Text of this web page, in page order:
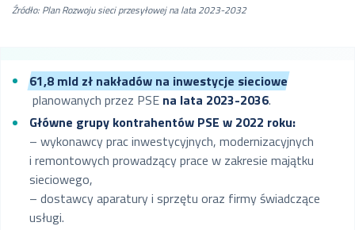
Źródło: Plan Rozwoju sieci przesyłowej na lata 2023-2032
61,8 mld zł nakładów na inwestycje sieciowe
planowanych przez PSE na lata 2023-2036.
Główne grupy kontrahentów PSE w 2022 roku:
– wykonawcy prac inwestycyjnych, modernizacyjnych
i remontowych prowadzący prace w zakresie majątku
sieciowego,
– dostawcy aparatury i sprzętu oraz firmy świadczące
usługi.